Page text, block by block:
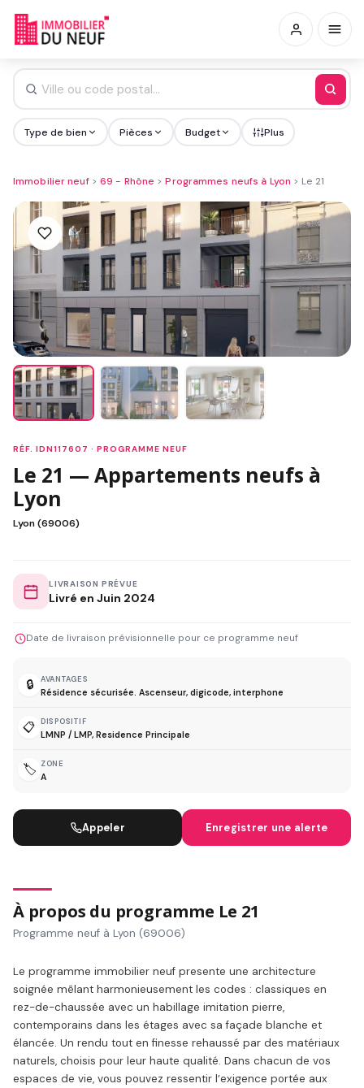
Type de bien Pièces Budget Plus
Immobilier neuf> 69 - Rhône >Programmes neufs à Lyon > Le 21
RÉF. IDN117607 · PROGRAMME NEUF
Le 21 — Appartements neufs à
Lyon
Lyon (69006)
LIVRAISON PRÉVUE
Livré en Juin 2024
Date de livraison prévisionnelle pour ce programme neuf
🔒 AVANTAGES
Résidence sécurisée. Ascenseur, digicode, interphone
📋 DISPOSITIF
LMNP / LMP, Residence Principale
🏷️ ZONE
A
Appeler Enregistrer une alerte
À propos du programme Le 21
Programme neuf à Lyon (69006)
Le programme immobilier neuf presente une architecture
soignée mêlant harmonieusement les codes : classiques en
rez-de-chaussée avec un habillage imitation pierre,
contemporains dans les étages avec sa façade blanche et
élancée. Un rendu tout en finesse rehaussé par des matériaux
naturels, choisis pour leur haute qualité. Dans chacun de vos
espaces de vie, vous pouvez ressentir l’exigence portée aux